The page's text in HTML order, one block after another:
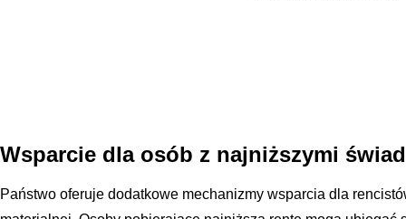
Wsparcie dla osób z najniższymi
Państwo oferuje dodatkowe mechanizmy wsparcia dla